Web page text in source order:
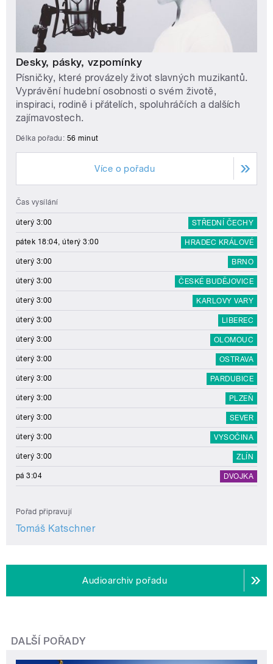
Desky, pásky, vzpomínky
Písničky, které provázely život slavných muzikantů.
Vyprávění hudební osobnosti o svém životě,
inspiraci, rodině i přátelích, spoluhráčích a dalších
zajímavostech.
Délka pořadu: 56 minut
Více o pořadu
Čas vysílání
úterý 3:00 STŘEDNÍ ČECHY
pátek 18:04, úterý 3:00 HRADEC KRÁLOVÉ
úterý 3:00 BRNO
úterý 3:00 ČESKÉ BUDĚJOVICE
úterý 3:00 KARLOVY VARY
úterý 3:00 LIBEREC
úterý 3:00 OLOMOUC
úterý 3:00 OSTRAVA
úterý 3:00 PARDUBICE
úterý 3:00 PLZEŇ
úterý 3:00 SEVER
úterý 3:00 VYSOČINA
úterý 3:00 ZLÍN
pá 3:04 DVOJKA
Pořad připravují
Tomáš Katschner
Audioarchiv pořadu
DALŠÍ POŘADY